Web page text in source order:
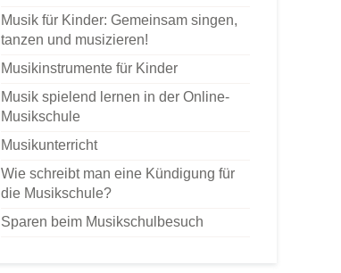
Musik für Kinder: Gemeinsam singen,
tanzen und musizieren!
Musikinstrumente für Kinder
Musik spielend lernen in der Online-
Musikschule
Musikunterricht
Wie schreibt man eine Kündigung für
die Musikschule?
Sparen beim Musikschulbesuch